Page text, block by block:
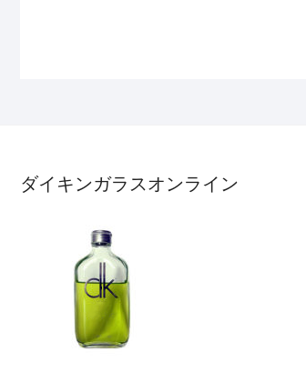
ダイキンガラスオンライン